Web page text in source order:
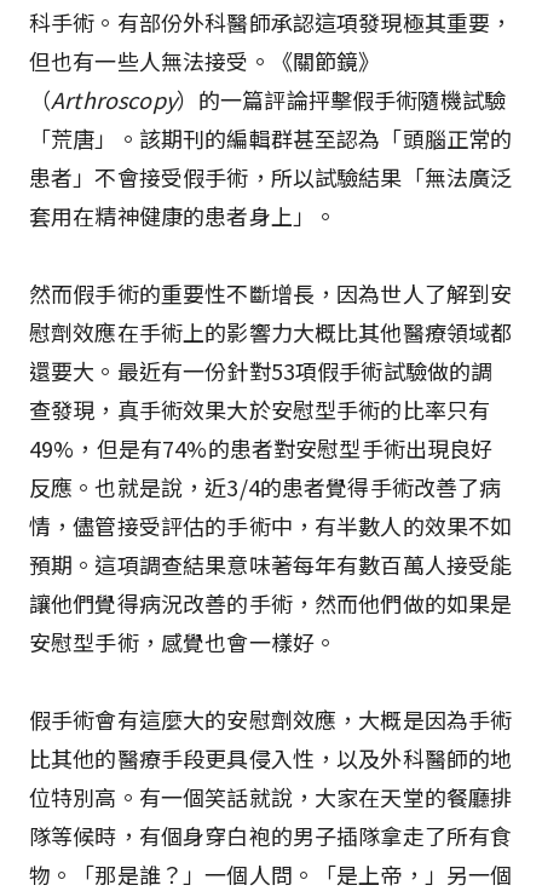
科手術。有部份外科醫師承認這項發現極其重要，
但也有一些人無法接受。《關節鏡》
（Arthroscopy）的一篇評論抨擊假手術隨機試驗
「荒唐」。該期刊的編輯群甚至認為「頭腦正常的
患者」不會接受假手術，所以試驗結果「無法廣泛
套用在精神健康的患者身上」。
然而假手術的重要性不斷增長，因為世人了解到安
慰劑效應在手術上的影響力大概比其他醫療領域都
還要大。最近有一份針對53項假手術試驗做的調
查發現，真手術效果大於安慰型手術的比率只有
49%，但是有74%的患者對安慰型手術出現良好
反應。也就是說，近3/4的患者覺得手術改善了病
情，儘管接受評估的手術中，有半數人的效果不如
預期。這項調查結果意味著每年有數百萬人接受能
讓他們覺得病況改善的手術，然而他們做的如果是
安慰型手術，感覺也會一樣好。
假手術會有這麼大的安慰劑效應，大概是因為手術
比其他的醫療手段更具侵入性，以及外科醫師的地
位特別高。有一個笑話就說，大家在天堂的餐廳排
隊等候時，有個身穿白袍的男子插隊拿走了所有食
物。「那是誰？」一個人問。「是上帝，」另一個